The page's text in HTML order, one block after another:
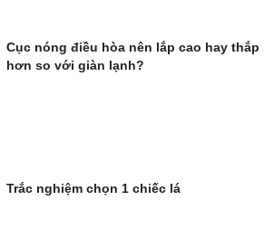
Cục nóng điều hòa nên lắp cao hay thắp
hơn so với giàn lạnh?
Trắc nghiệm chọn 1 chiếc lá